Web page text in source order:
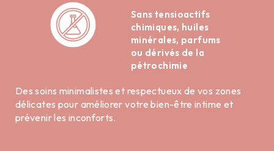
Sans tensioactifs
chimiques, huiles
minérales, parfums
ou dérivés de la
pétrochimie
Des soins minimalistes et respectueux de vos zones
délicates pour améliorer votre bien-être intime et
prévenir les inconforts.